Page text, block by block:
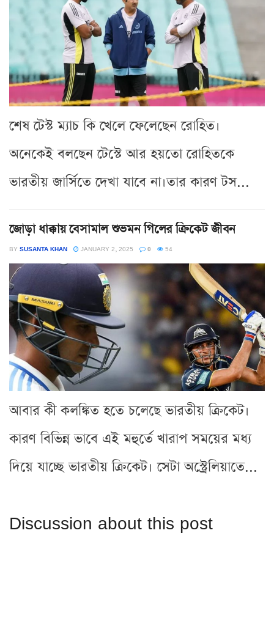
শেষ টেস্ট ম্যাচ কি খেলে ফেলেছেন রোহিত।
অনেকেই বলছেন টেস্টে আর হয়তো রোহিতকে
ভারতীয় জার্সিতে দেখা যাবে না।তার কারণ টস...
জোড়া ধাক্কায় বেসামাল শুভমন গিলের ক্রিকেট জীবন
BY SUSANTA KHAN JANUARY 2, 2025 0 54
আবার কী কলঙ্কিত হতে চলেছে ভারতীয় ক্রিকেট।
কারণ বিভিন্ন ভাবে এই মহুর্তে খারাপ সময়ের মধ্য
দিয়ে যাচ্ছে ভারতীয় ক্রিকেট। সেটা অস্ট্রেলিয়াতে...
Discussion about this post